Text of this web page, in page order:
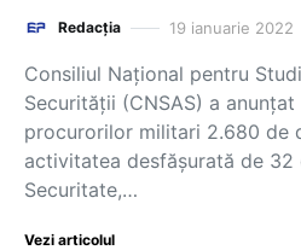
Redacția 19 ianuarie 2022
Consiliul Naţional pentru
Securităţii (CNSAS) a
procurorilor militari 2.680 de
activitatea desfăşurată de
Securitate,…
Vezi articolul